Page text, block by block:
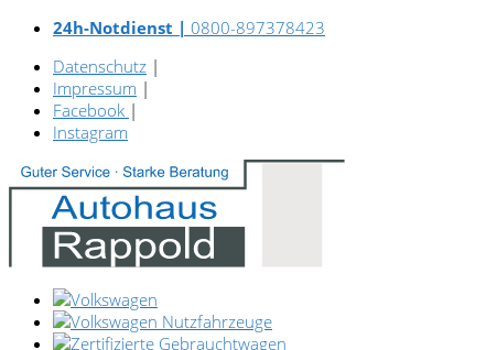
24h-Notdienst | 0800-897378423
Datenschutz |
Impressum |
Facebook |
Instagram